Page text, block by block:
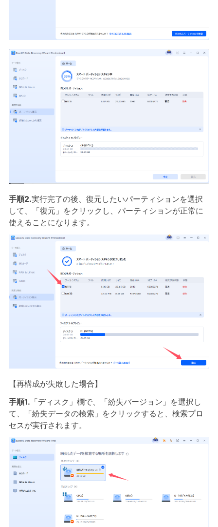
手順2.実行完了の後、復元したいパーティションを選択
して、「復元」をクリックし、パーティションが正常に
使えることになります。
【再構成が失敗した場合】
手順1. 「ディスク」欄で、「紛失バージョン」を選択し
て、「紛失データの検索」をクリックすると、検索プロ
セスが実行されます。